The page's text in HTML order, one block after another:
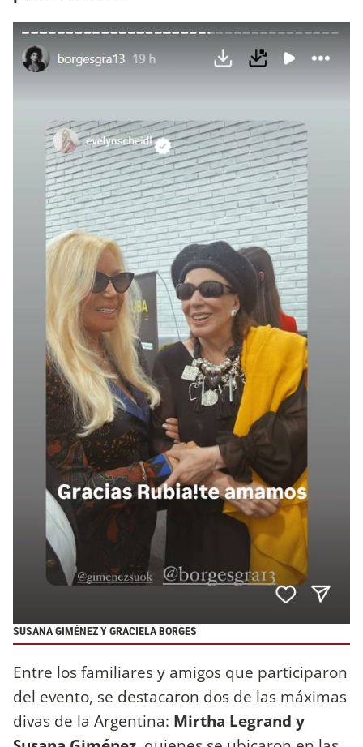
SUSANA GIMÉNEZ Y GRACIELA BORGES
Entre los familiares y amigos que participaron
del evento, se destacaron dos de las máximas
divas de la Argentina: Mirtha Legrand y